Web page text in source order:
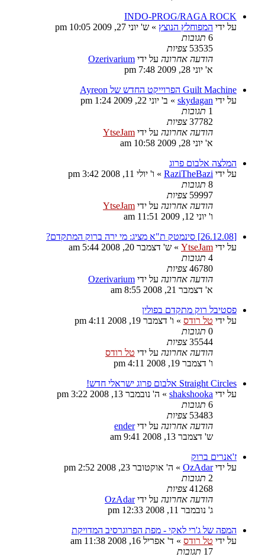
INDO-PROG/RAGA ROCK
על ידי המפוחלץ הנוצץ » ש' יוני 27, 2009 10:05 pm
6 תגובות
53535 צפיות
הודעה אחרונה על ידי Ozerivarium
א' יוני 28, 2009 7:48 pm
Guilt Machine הפרוייקט החדש של Ayreon
על ידי skydagan
» ב' יוני 22, 2009 1:24 pm
1 תגובות
37782 צפיות
הודעה אחרונה על ידי YtseJam
א' יוני 28, 2009 10:58 am
המלצה אלבום פרוג
על ידי RaziTheBazi
» ו' יולי 11, 2008 3:42 pm
8 תגובות
59997 צפיות
הודעה אחרונה על ידי YtseJam
ו' יוני 12, 2009 11:51 am
[26.12.08] סינמטק ת"א מציג: מי ירה ברוק המתקדם?
על ידי YtseJam
» ש' דצמבר 20, 2008 5:44 am
4 תגובות
46780 צפיות
הודעה אחרונה על ידי Ozerivarium
א' דצמבר 21, 2008 8:55 am
פסטיבל רוק מתקדם בפולין
על ידי טל רודס » ו' דצמבר 19, 2008 4:11 pm
0 תגובות
35544 צפיות
הודעה אחרונה על ידי טל רודס
ו' דצמבר 19, 2008 4:11 pm
Straight Circles אלבום פרוג ישראלי חדש!
על ידי shakshooka
» ה' נובמבר 13, 2008 3:22 pm
6 תגובות
53483 צפיות
הודעה אחרונה על ידיender
ש' דצמבר 13, 2008 9:41 am
ז'אנרים ברוק
על ידיOzAdar
» ה' אוקטובר 23, 2008 2:52 pm
2 תגובות
41268 צפיות
הודעה אחרונה על ידיOzAdar
ג' נובמבר 11, 2008 12:33 pm
המפה של ג'רי לאקי - מפת הפרוגרסיב המדויקת
על ידי טל רודס » ד' אפריל 16, 2008 11:38 am
17 תגובות